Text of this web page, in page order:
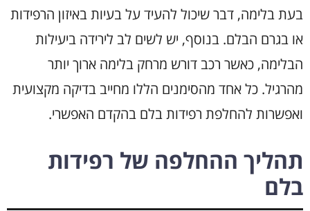
בעת בלימה, דבר שיכול להעיד על בעיות באיזון הרפידות
או בגרם הבלם. בנוסף, יש לשים לב לירידה ביעילות
הבלימה, כאשר רכב דורש מרחק בלימה ארוך יותר
מהרגיל. כל אחד מהסימנים הללו מחייב בדיקה מקצועית
ואפשרות להחלפת רפידות בלם בהקדם האפשרי.
תהליך ההחלפה של רפידות
בלם